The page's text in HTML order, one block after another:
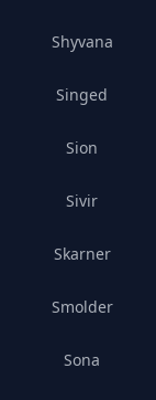
Shyvana
Singed
Sion
Sivir
Skarner
Smolder
Sona